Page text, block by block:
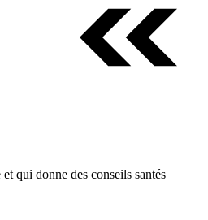
qui donne des conseils santés